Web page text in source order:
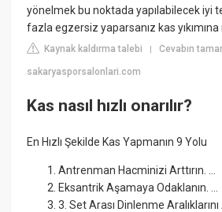
yönelmek bu noktada yapılabilecek iyi
fazla egzersiz yaparsanız kas
Kaynak kaldırma talebi |Cevabın
sakaryasporsalonlari.com
Kas nasıl hızlı onarılır?
En Hızlı Şekilde Kas Yapmanın 9 Yolu
Antrenman Hacminizi Arttırın. ...
Eksantrik Aşamaya Odaklanın. ...
3. Set Arası Dinlenme Aralıklarını